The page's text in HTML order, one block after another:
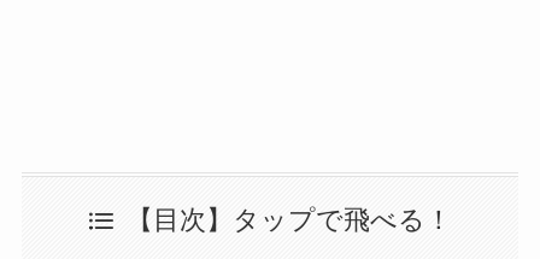
【目次】タップで飛べる！